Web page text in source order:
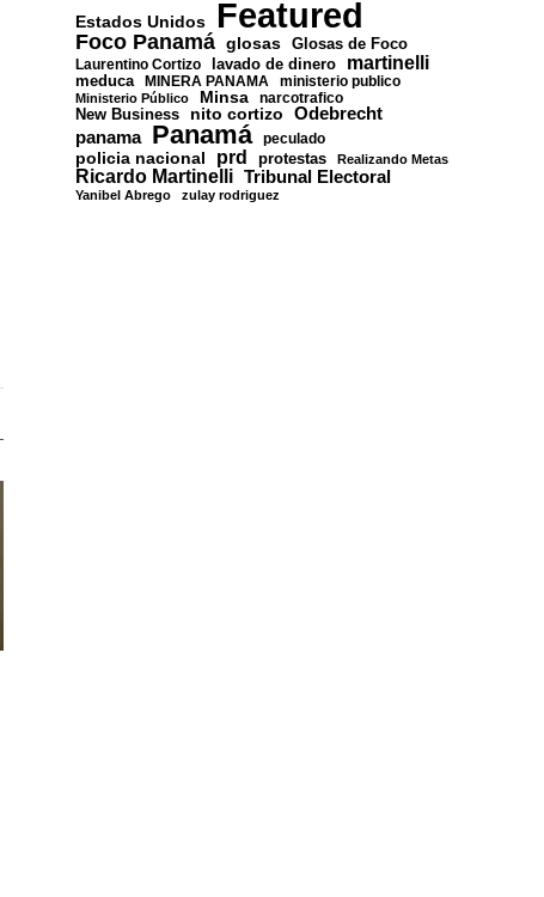
Estados Unidos Featured
Foco Panamá glosas Glosas de Foco
Laurentino Cortizo lavado de dinero martinelli
meduca MINERA PANAMA ministerio publico
Ministerio Público Minsa
narcotrafico
New Business
nito cortizo Odebrecht
panama Panamá peculado
policia nacional prd protestas Realizando Metas
Ricardo Martinelli Tribunal Electoral
Yanibel Abrego zulay rodriguez